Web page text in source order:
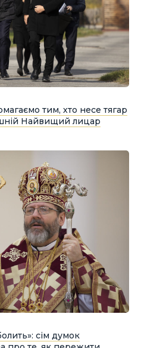
тим, хто несе тягар
Найвищий лицар
сім думок